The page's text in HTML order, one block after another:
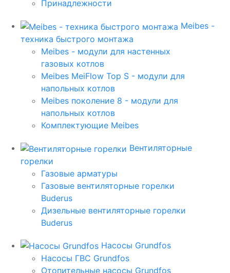
Принадлежности
Meibes -
техника быстрого монтажа
Meibes - модули для настенных
газовых котлов
Meibes MeiFlow Top S - модули для
напольных котлов
Meibes поколение 8 - модули для
напольных котлов
Комплектующие Meibes
Вентиляторные
горелки
Газовые арматуры
Газовые вентиляторные горелки
Buderus
Дизельные вентиляторные горелки
Buderus
Насосы Grundfos
Насосы ГВС Grundfos
Отопительные насосы Grundfos